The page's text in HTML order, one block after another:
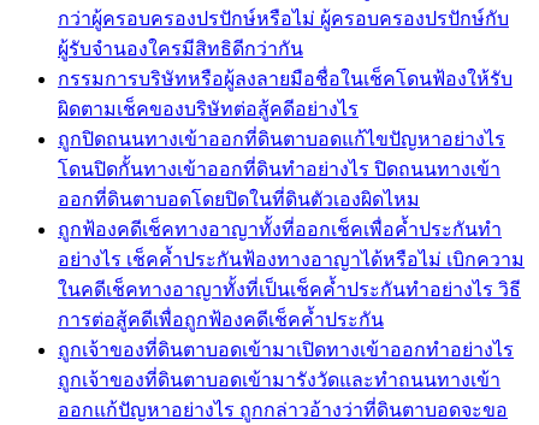
กว่าผู้ครอบครองปรปักษ์หรือไม่ ผู้ครอบครองปรปักษ์กับ
ผู้รับจำนองใครมีสิทธิดีกว่ากัน
กรรมการบริษัทหรือผู้ลงลายมือชื่อในเช็คโดนฟ้องให้รับ
ผิดตามเช็คของบริษัทต่อสู้คดีอย่างไร
ถูกปิดถนนทางเข้าออกที่ดินตาบอดแก้ไขปัญหาอย่างไร
โดนปิดกั้นทางเข้าออกที่ดินทำอย่างไร ปิดถนนทางเข้า
ออกที่ดินตาบอดโดยปิดในที่ดินตัวเองผิดไหม
ถูกฟ้องคดีเช็คทางอาญาทั้งที่ออกเช็คเพื่อค้ำประกันทำ
อย่างไร เช็คค้ำประกันฟ้องทางอาญาได้หรือไม่ เบิกความ
ในคดีเช็คทางอาญาทั้งที่เป็นเช็คค้ำประกันทำอย่างไร วิธี
การต่อสู้คดีเพื่อถูกฟ้องคดีเช็คค้ำประกัน
ถูกเจ้าของที่ดินตาบอดเข้ามาเปิดทางเข้าออกทำอย่างไร
ถูกเจ้าของที่ดินตาบอดเข้ามารังวัดและทำถนนทางเข้า
ออกแก้ปัญหาอย่างไร ถูกกล่าวอ้างว่าที่ดินตาบอดจะขอ